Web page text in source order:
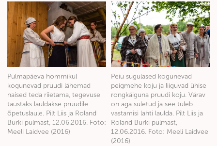
Pulmapäeva hommikul
kogunevad pruudi lähemad
naised teda riietama, tegevuse
taustaks lauldakse pruudile
õpetuslaule. Pilt Liis ja Roland
Burki pulmast, 12.06.2016. Foto:
Meeli Laidvee (2016)
Peiu sugulased kogunevad
peigmehe koju ja liiguvad ühise
rongkäiguna pruudi koju. Värav
on aga suletud ja see tuleb
vastamisi lahti laulda. Pilt Liis ja
Roland Burki pulmast,
12.06.2016. Foto: Meeli Laidvee
(2016)